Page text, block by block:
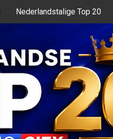
Nederlandstalige Top 20